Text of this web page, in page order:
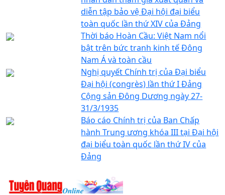
diễn tập bảo vệ Đại hội đại biểu
toàn quốc lần thứ XIV của Đảng
Thời báo Hoàn Cầu: Việt Nam nổi
bật trên bức tranh kinh tế Đông
Nam Á và toàn cầu
Nghị quyết Chính trị của Đại biểu
Đại hội (congrès) lần thứ I Đảng
Cộng sản Đông Dương ngày 27-
31/3/1935
Báo cáo Chính trị của Ban Chấp
hành Trung ương khóa III tại Đại hội
đại biểu toàn quốc lần thứ IV của
Đảng